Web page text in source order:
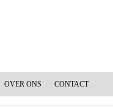
OVER ONS CONTACT